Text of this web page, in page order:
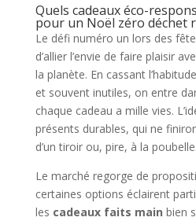
Quels cadeaux éco-
pour un Noël zéro déchet
Le défi numéro un lors des
d’allier l’envie de faire plaisir
la planète. En cassant
et souvent inutiles, on entre
chaque cadeau a mille vies.
présents durables, qui ne
d’un tiroir ou, pire, à la poubelle.
Le marché regorge de
certaines options éclairent
les cadeaux faits main bien